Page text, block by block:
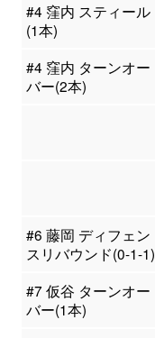
#4 窪内 スティール
(1本)
#4 窪内 ターンオー
バー(2本)
#6 藤岡 ディフェン
スリバウンド(0-1-1)
#7 仮谷 ターンオー
バー(1本)